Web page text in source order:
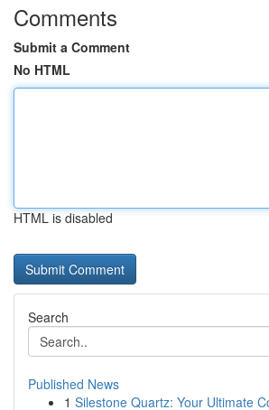
Comments
Submit a Comment
No HTML
HTML is disabled
Search
Published News
1 Silestone Quartz: Your Ultimate